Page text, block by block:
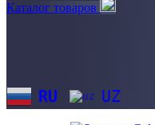
Каталог товаров
RU UZ